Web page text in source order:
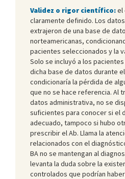
Validez o rigor científico:el
claramente definido. Los
extrajeron de una base de
norteamericanas,
pacientes seleccionados y la
Solo se incluyó a los
dicha base de datos durante
condicionaría la pérdida de
que no se hace referencia. Al
datos administrativa, no se
suficientes para conocer si el
adecuado, tampoco si hubo
prescribir el Ab. Llama la
relacionados con el
BA no se mantengan al
levanta la duda sobre la
controlados que podrían